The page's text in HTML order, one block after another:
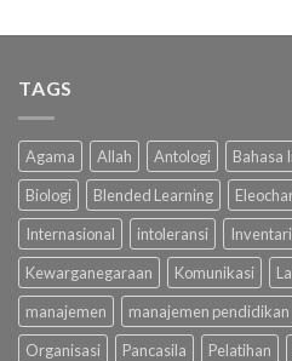
TAGS
Agama Allah Antologi Bahasa
Biologi
Blended Learning
Internasional
intoleransi
Kewarganegaraan
Komunikasi
manajemen
manajemen pendidikan
Organisasi
Pancasila Pelatihan